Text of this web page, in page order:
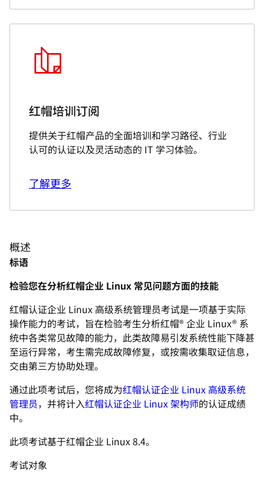
概述
标语
检验您在分析红帽企业 Linux 常见问题方面的技能
红帽认证企业 Linux 高级系统管理员考试是一项基于实际
操作能力的考试，旨在检验考生分析红帽® 企业 Linux® 系
统中各类常见故障的能力，此类故障易引发系统性能下降甚
至运行异常，考生需完成故障修复，或按需收集取证信息，
交由第三方协助处理。
通过此项考试后，您将成为红帽认证企业 Linux 高级系统
管理员，并将计入红帽认证企业 Linux 架构师的认证成绩
中。
此项考试基于红帽企业 Linux 8.4。
考试对象
红帽培训订阅
提供关于红帽产品的全面培训和学习路径、行业
认可的认证以及灵活动态的 IT 学习体验。
了解更多